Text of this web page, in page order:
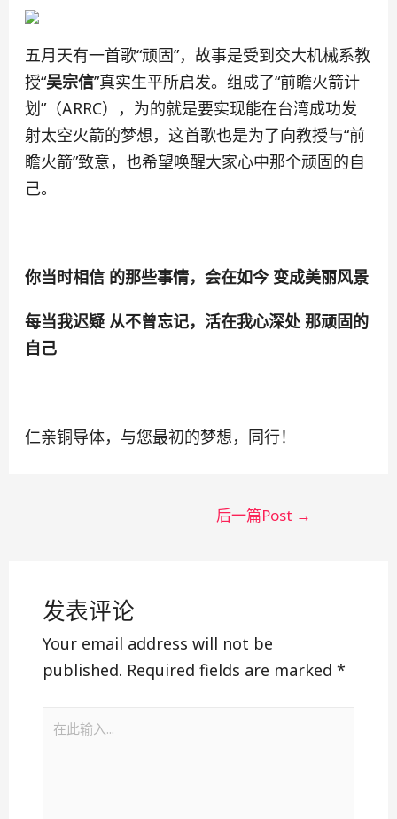
五月天有一首歌“顽固”，故事是受到交大机械系教
授“吴宗信”真实生平所启发。组成了“前瞻火箭计
划”（ARRC），为的就是要实现能在台湾成功发
射太空火箭的梦想，这首歌也是为了向教授与“前
瞻火箭”致意，也希望唤醒大家心中那个顽固的自
己。
你当时相信 的那些事情，会在如今 变成美丽风景
每当我迟疑 从不曾忘记，活在我心深处 那顽固的
自己
仁亲铜导体，与您最初的梦想，同行！
后一篇Post →
发表评论
Your email address will not be
published. Required fields are marked*